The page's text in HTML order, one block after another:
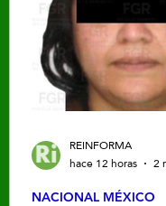
NACIONAL MÉXICO
REINFORMA
hace 12 horas
2